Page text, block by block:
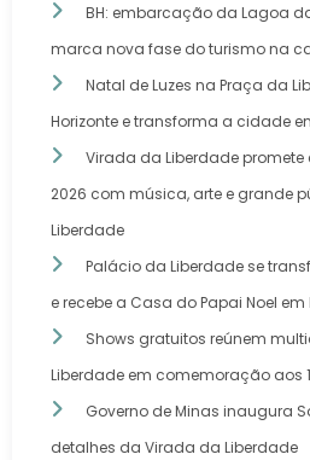
BH: embarcação da Lagoa
marca nova fase do turismo na
Natal de Luzes na Praça da
Horizonte e transforma a cidade
Virada da Liberdade
2026 com música, arte e grande
Liberdade
Palácio da Liberdade se
e recebe a Casa do Papai Noel em
Shows gratuitos reúnem
Liberdade em comemoração aos
Governo de Minas inaugura
detalhes da Virada da Liberdade